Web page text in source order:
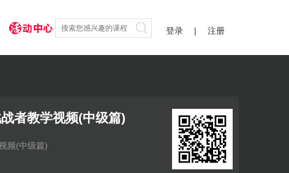
登录 | 注册
者教学视频(中级篇)
频(中级篇)